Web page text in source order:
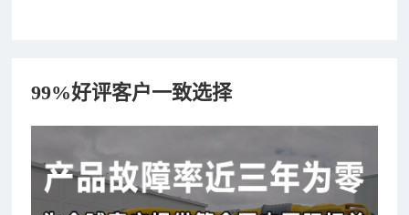
99%好评客户一致选择
182xxxx4350 秦女士 咨询了报价 7分钟前
156xxxx3534 郭先生 咨询了报价 7分钟前